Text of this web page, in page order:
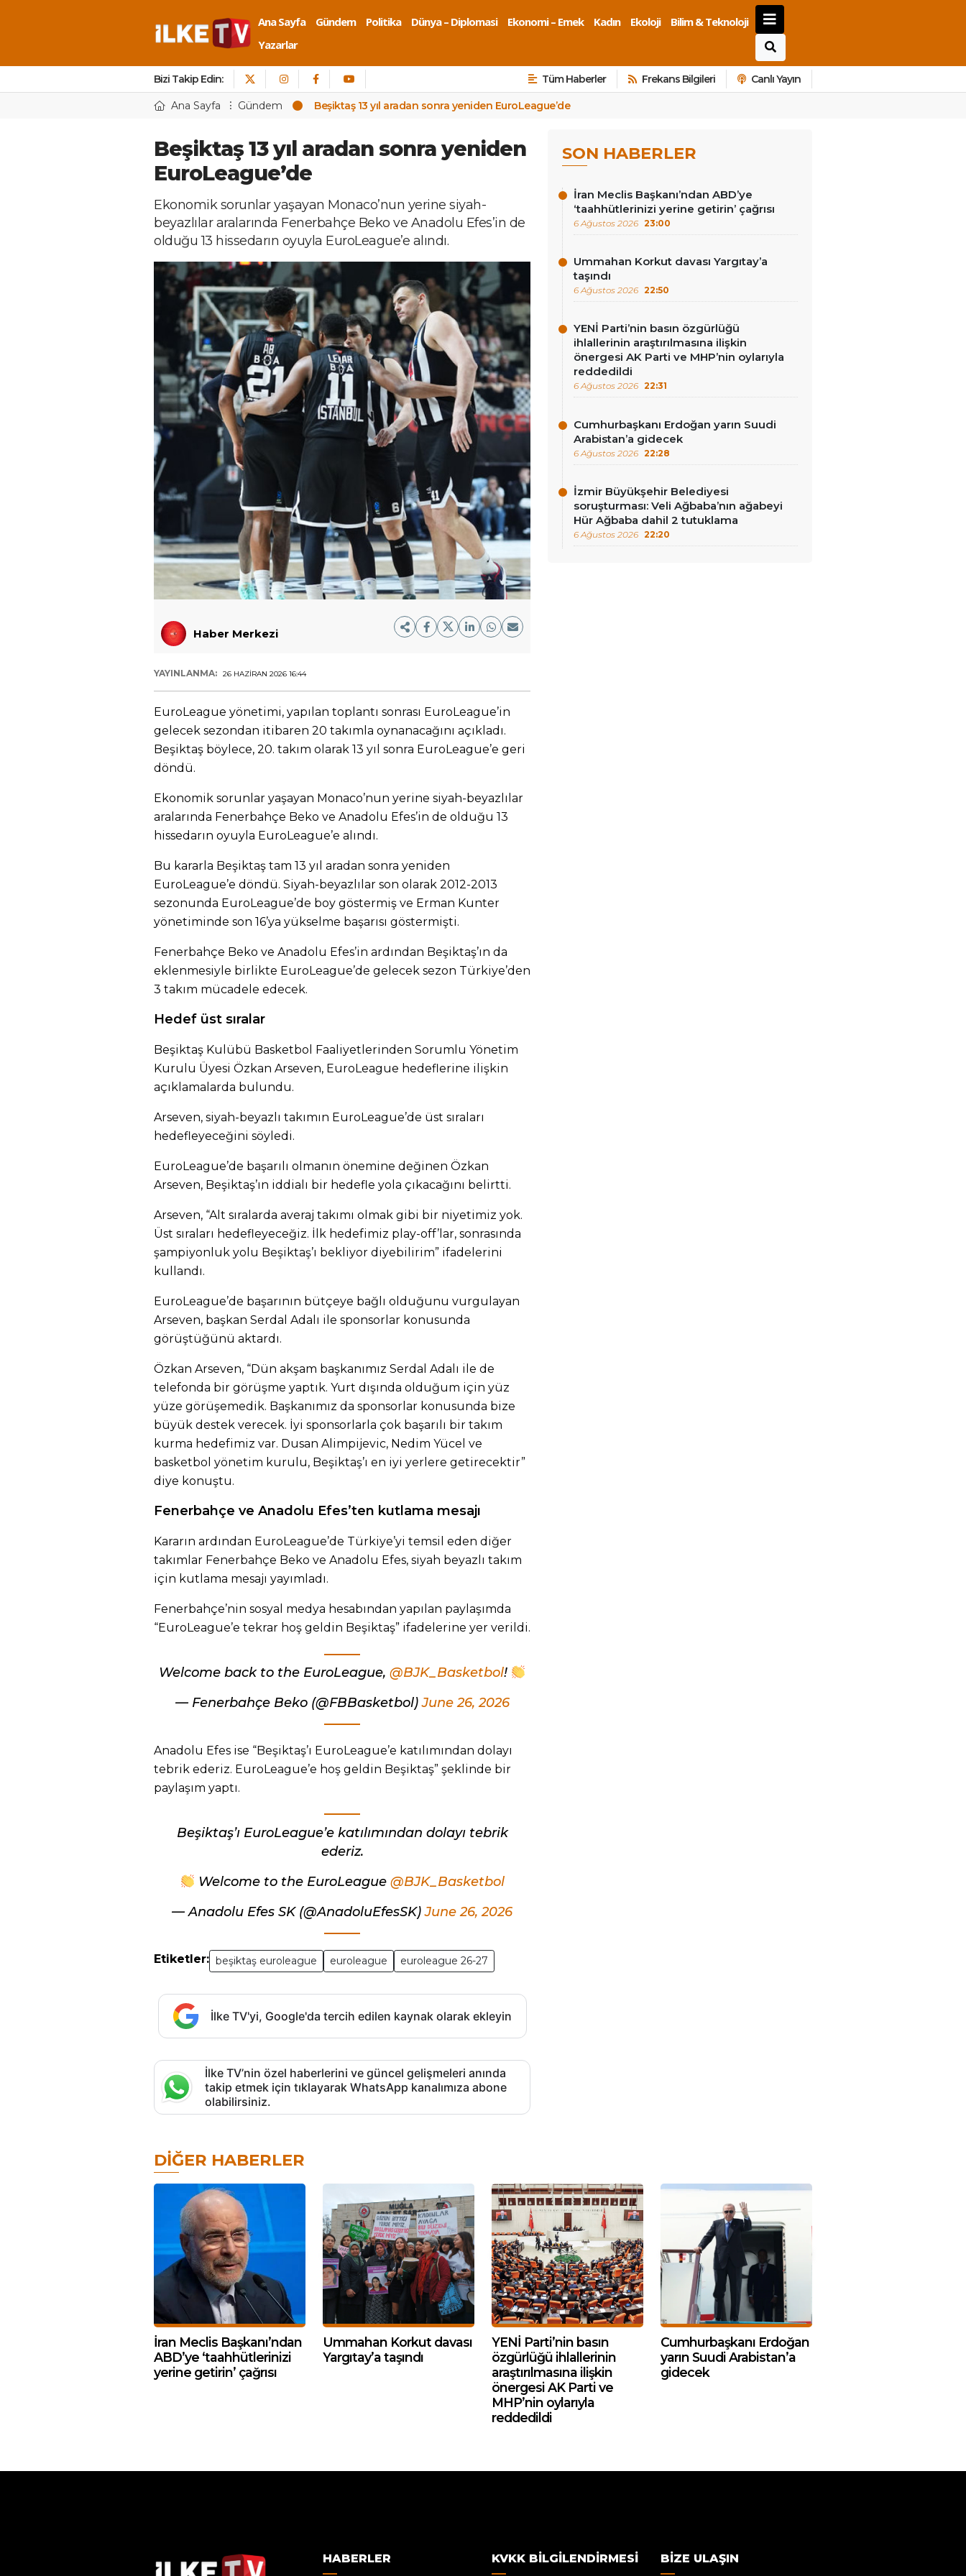
Ana Sayfa Gündem Politika Dünya – Diplomasi Ekonomi – Emek Kadın Ekoloji
Bilim & Teknoloji
Yazarlar
Bizi Takip Edin: Tüm Haberler Frekans Bilgileri Canlı Yayın
Ana Sayfa Gündem Beşiktaş 13 yıl aradan sonra yeniden EuroLeague’de
Beşiktaş 13 yıl aradan sonra yeniden
EuroLeague’de
Ekonomik sorunlar yaşayan Monaco’nun yerine siyah-
beyazlılar aralarında Fenerbahçe Beko ve Anadolu Efes’in de
olduğu 13 hissedarın oyuyla EuroLeague’e alındı.
Haber Merkezi
YAYINLANMA: 26 HAZIRAN 2026 16:44
EuroLeague yönetimi, yapılan toplantı sonrası EuroLeague’in
gelecek sezondan itibaren 20 takımla oynanacağını açıkladı.
Beşiktaş böylece, 20. takım olarak 13 yıl sonra EuroLeague’e geri
döndü.
Ekonomik sorunlar yaşayan Monaco’nun yerine siyah-beyazlılar
aralarında Fenerbahçe Beko ve Anadolu Efes’in de olduğu 13
hissedarın oyuyla EuroLeague’e alındı.
Bu kararla Beşiktaş tam 13 yıl aradan sonra yeniden
EuroLeague’e döndü. Siyah-beyazlılar son olarak 2012-2013
sezonunda EuroLeague’de boy göstermiş ve Erman Kunter
yönetiminde son 16’ya yükselme başarısı göstermişti.
Fenerbahçe Beko ve Anadolu Efes’in ardından Beşiktaş’ın da
eklenmesiyle birlikte EuroLeague’de gelecek sezon Türkiye’den
3 takım mücadele edecek.
Hedef üst sıralar
Beşiktaş Kulübü Basketbol Faaliyetlerinden Sorumlu Yönetim
Kurulu Üyesi Özkan Arseven, EuroLeague hedeflerine ilişkin
açıklamalarda bulundu.
Arseven, siyah-beyazlı takımın EuroLeague’de üst sıraları
hedefleyeceğini söyledi.
EuroLeague’de başarılı olmanın önemine değinen Özkan
Arseven, Beşiktaş’ın iddialı bir hedefle yola çıkacağını belirtti.
Arseven, “Alt sıralarda averaj takımı olmak gibi bir niyetimiz yok.
Üst sıraları hedefleyeceğiz. İlk hedefimiz play-off’lar, sonrasında
şampiyonluk yolu Beşiktaş’ı bekliyor diyebilirim” ifadelerini
kullandı.
EuroLeague’de başarının bütçeye bağlı olduğunu vurgulayan
Arseven, başkan Serdal Adalı ile sponsorlar konusunda
görüştüğünü aktardı.
Özkan Arseven, “Dün akşam başkanımız Serdal Adalı ile de
telefonda bir görüşme yaptık. Yurt dışında olduğum için yüz
yüze görüşemedik. Başkanımız da sponsorlar konusunda bize
büyük destek verecek. İyi sponsorlarla çok başarılı bir takım
kurma hedefimiz var. Dusan Alimpijevic, Nedim Yücel ve
basketbol yönetim kurulu, Beşiktaş’ı en iyi yerlere getirecektir”
diye konuştu.
Fenerbahçe ve Anadolu Efes’ten kutlama mesajı
Kararın ardından EuroLeague’de Türkiye’yi temsil eden diğer
takımlar Fenerbahçe Beko ve Anadolu Efes, siyah beyazlı takım
için kutlama mesajı yayımladı.
Fenerbahçe’nin sosyal medya hesabından yapılan paylaşımda
“EuroLeague’e tekrar hoş geldin Beşiktaş” ifadelerine yer verildi.
Welcome back to the EuroLeague, @BJK_Basketbol!
— Fenerbahçe Beko (@FBBasketbol)June 26, 2026
Anadolu Efes ise “Beşiktaş’ı EuroLeague’e katılımından dolayı
tebrik ederiz. EuroLeague’e hoş geldin Beşiktaş” şeklinde bir
paylaşım yaptı.
Beşiktaş’ı EuroLeague’e katılımından dolayı tebrik
ederiz.
Welcome to the EuroLeague @BJK_Basketbol
— Anadolu Efes SK (@AnadoluEfesSK)June 26, 2026
Etiketler: beşiktaş euroleague euroleague euroleague 26-27
İlke TV'yi, Google'da tercih edilen kaynak olarak ekleyin
İlke TV’nin özel haberlerini ve güncel gelişmeleri anında
takip etmek için tıklayarak WhatsApp kanalımıza abone
olabilirsiniz.
SON HABERLER
İran Meclis Başkanı’ndan ABD’ye
‘taahhütlerinizi yerine getirin’ çağrısı
6 Ağustos 2026 23:00
Ummahan Korkut davası Yargıtay’a
taşındı
6 Ağustos 2026 22:50
YENİ Parti’nin basın özgürlüğü
ihlallerinin araştırılmasına ilişkin
önergesi AK Parti ve MHP’nin oylarıyla
reddedildi
6 Ağustos 2026 22:31
Cumhurbaşkanı Erdoğan yarın Suudi
Arabistan’a gidecek
6 Ağustos 2026 22:28
İzmir Büyükşehir Belediyesi
soruşturması: Veli Ağbaba’nın ağabeyi
Hür Ağbaba dahil 2 tutuklama
6 Ağustos 2026 22:20
DIĞER HABERLER
İran Meclis Başkanı’ndan
ABD’ye ‘taahhütlerinizi
yerine getirin’ çağrısı
Ummahan Korkut davası
Yargıtay’a taşındı
YENİ Parti’nin basın
özgürlüğü ihlallerinin
araştırılmasına ilişkin
önergesi AK Parti ve
MHP’nin oylarıyla
reddedildi
Cumhurbaşkanı Erdoğan
yarın Suudi Arabistan’a
gidecek
HABERLER KVKK BILGILENDIRMESI BIZE ULAŞIN